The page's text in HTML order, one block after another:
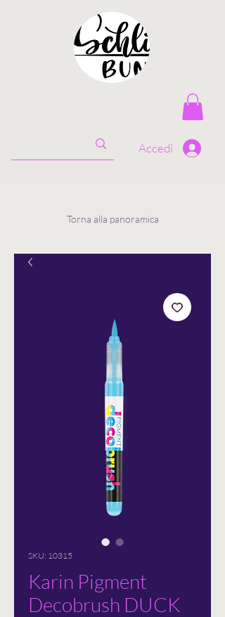
Accedi
Torna alla panoramica
SKU: 10315
Karin Pigment
Decobrush DUCK